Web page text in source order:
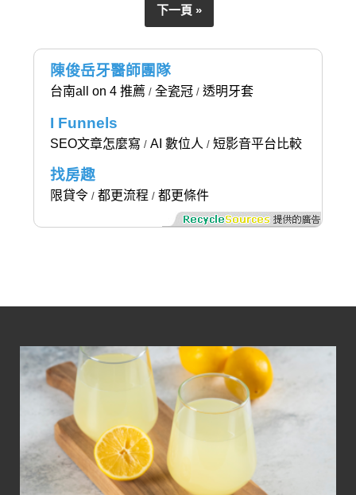
下一頁 »
陳俊岳牙醫師團隊
台南all on 4 推薦 / 全瓷冠/ 透明牙套
I Funnels
SEO文章怎麼寫 / AI 數位人 / 短影音平台比較
找房趣
限貸令/ 都更流程 / 都更條件